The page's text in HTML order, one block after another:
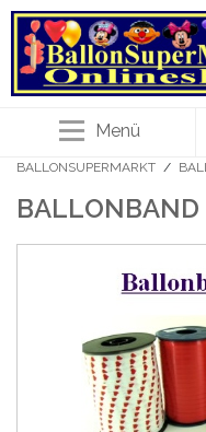
Menü
BALLONSUPERMARKT /